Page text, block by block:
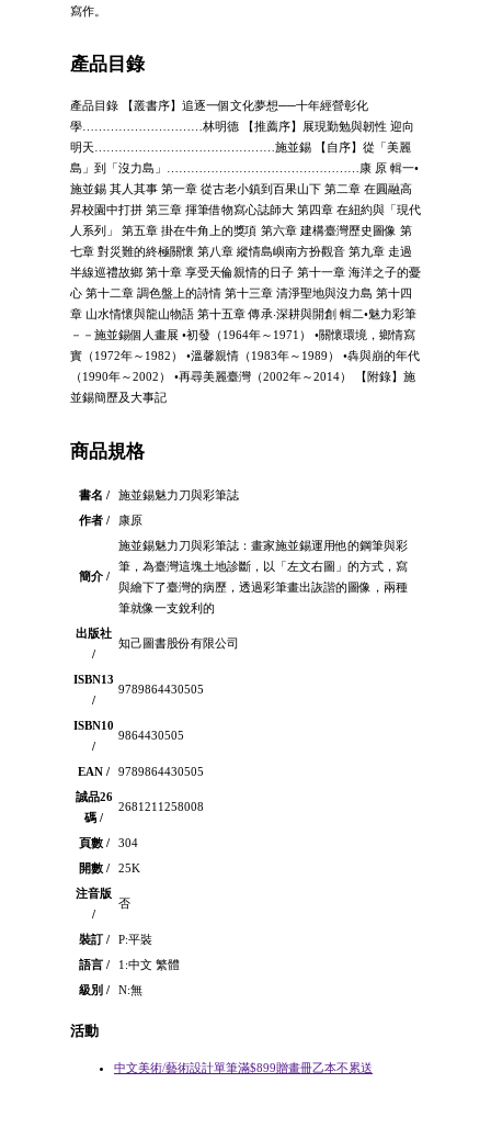
寫作。
產品目錄
產品目錄 【叢書序】追逐一個文化夢想──十年經營彰化
學…………………………林明德 【推薦序】展現勤勉與韌性 迎向
明天………………………………………施並錫 【自序】從「美麗
島」到「沒力島」…………………………………………康 原 輯一•
施並錫 其人其事 第一章 從古老小鎮到百果山下 第二章 在圓融高
昇校園中打拼 第三章 揮筆借物寫心誌師大 第四章 在紐約與「現代
人系列」 第五章 掛在牛角上的獎項 第六章 建構臺灣歷史圖像 第
七章 對災難的終極關懷 第八章 縱情島嶼南方扮觀音 第九章 走過
半線巡禮故鄉 第十章 享受天倫親情的日子 第十一章 海洋之子的憂
心 第十二章 調色盤上的詩情 第十三章 清淨聖地與沒力島 第十四
章 山水情懷與龍山物語 第十五章 傳承‧深耕與開創 輯二•魅力彩筆
－－施並錫個人畫展 •初發（1964年～1971） •關懷環境，鄉情寫
實（1972年～1982） •溫馨親情（1983年～1989） •犇與崩的年代
（1990年～2002） •再尋美麗臺灣（2002年～2014） 【附錄】施
並錫簡歷及大事記
商品規格
書名 /
施並錫魅力刀與彩筆誌
作者 /
康原
簡介 /
施並錫魅力刀與彩筆誌：畫家施並錫運用他的鋼筆與彩
筆，為臺灣這塊土地診斷，以「左文右圖」的方式，寫
與繪下了臺灣的病歷，透過彩筆畫出詼諧的圖像，兩種
筆就像一支銳利的
出版社
/
知己圖書股份有限公司
ISBN13
/
9789864430505
ISBN10
/
9864430505
EAN /
9789864430505
誠品26
碼 /
2681211258008
頁數 /
304
開數 /
25K
注音版
/
否
裝訂 /
P:平裝
語言 /
1:中文 繁體
級別 /
N:無
活動
中文美術/藝術設計單筆滿$899贈畫冊乙本不累送